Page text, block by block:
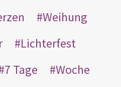
Weihung
Lichterfest
7 Tage
Woche